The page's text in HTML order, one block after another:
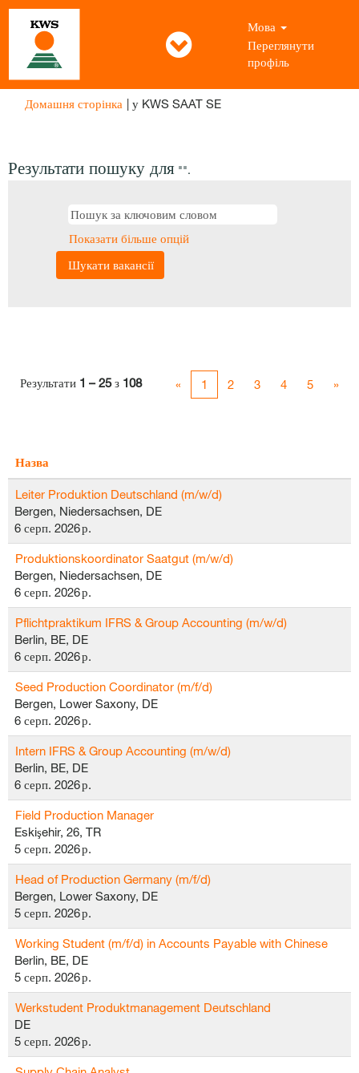
Мова
Переглянути
профіль
Домашня сторінка | у KWS SAAT SE(поточна
Результати пошуку для "".
Показати більше опцій
Результати 1 – 25з 108 « 1 2 3 4 5 »
Назва
Leiter Produktion Deutschland (m/w/d)
Bergen, Niedersachsen, DE
6 серп. 2026 р.
Produktionskoordinator Saatgut (m/w/d)
Bergen, Niedersachsen, DE
6 серп. 2026 р.
Pflichtpraktikum IFRS & Group Accounting (m/w/d)
Berlin, BE, DE
6 серп. 2026 р.
Seed Production Coordinator (m/f/d)
Bergen, Lower Saxony, DE
6 серп. 2026 р.
Intern IFRS & Group Accounting (m/w/d)
Berlin, BE, DE
6 серп. 2026 р.
Field Production Manager
Eskişehir, 26, TR
5 серп. 2026 р.
Head of Production Germany (m/f/d)
Bergen, Lower Saxony, DE
5 серп. 2026 р.
Working Student (m/f/d) in Accounts Payable with Chinese
Berlin, BE, DE
5 серп. 2026 р.
Werkstudent Produktmanagement Deutschland
DE
5 серп. 2026 р.